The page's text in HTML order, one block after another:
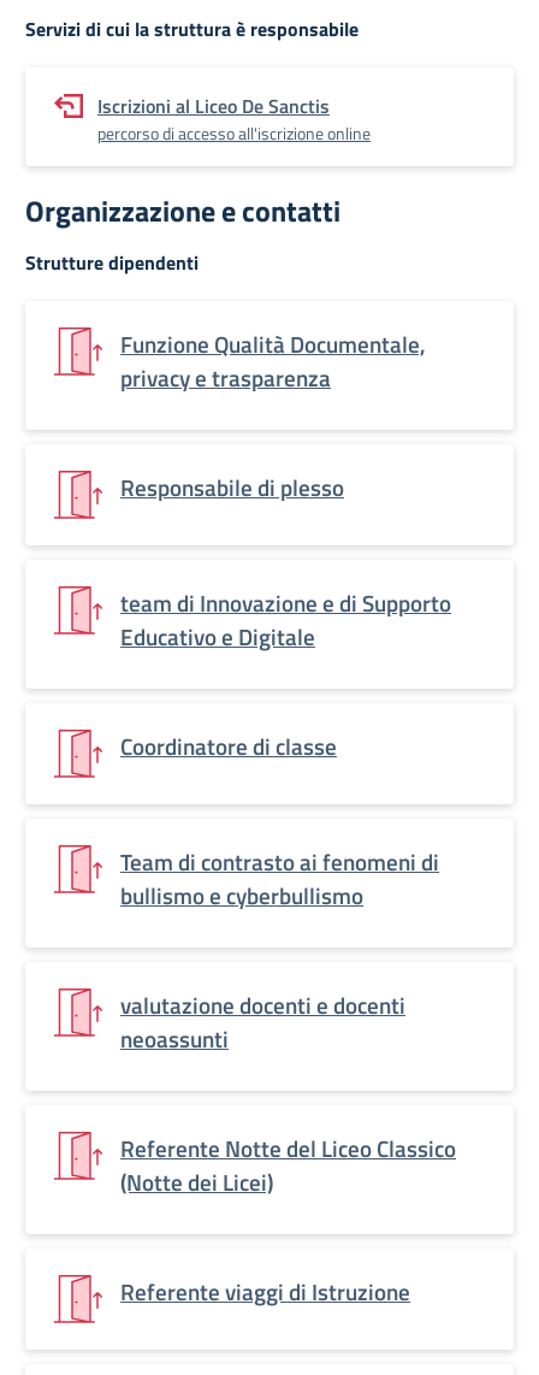
Servizi di cui la struttura è responsabile
Iscrizioni al Liceo De Sanctis
percorso di accesso all'iscrizione online
Organizzazione e contatti
Strutture dipendenti
Funzione Qualità Documentale,
privacy e trasparenza
Responsabile di plesso
team di Innovazione e di Supporto
Educativo e Digitale
Coordinatore di classe
Team di contrasto ai fenomeni di
bullismo e cyberbullismo
valutazione docenti e docenti
neoassunti
Referente Notte del Liceo Classico
(Notte dei Licei)
Referente viaggi di Istruzione